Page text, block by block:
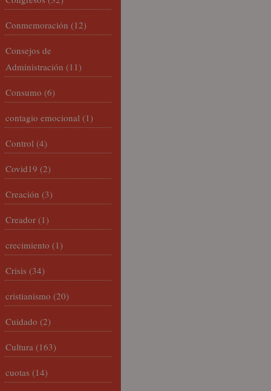
Conmemoración (12)
Consejos de
Administración (11)
Consumo (6)
contagio emocional (1)
Control (4)
Covid19 (2)
Creación (3)
Creador (1)
crecimiento (1)
Crisis (34)
cristianismo (20)
Cuidado (2)
Cultura (163)
cuotas (14)